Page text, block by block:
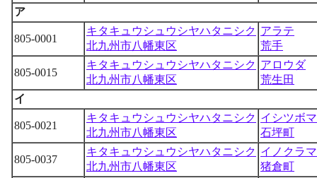
ア
805-0001
キタキュウシュウシヤハタニシク
北九州市八幡東区
アラテ
荒手
805-0015
キタキュウシュウシヤハタニシク
北九州市八幡東区
アロウダ
荒生田
イ
805-0021
キタキュウシュウシヤハタニシク
北九州市八幡東区
イシツボ
石坪町
805-0037
キタキュウシュウシヤハタニシク
北九州市八幡東区
イノクラ
猪倉町